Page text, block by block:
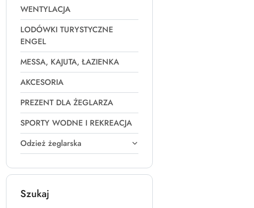
WENTYLACJA
LODÓWKI TURYSTYCZNE
ENGEL
MESSA, KAJUTA, ŁAZIENKA
AKCESORIA
PREZENT DLA ŻEGLARZA
SPORTY WODNE I REKREACJA
Odzież żeglarska
Szukaj